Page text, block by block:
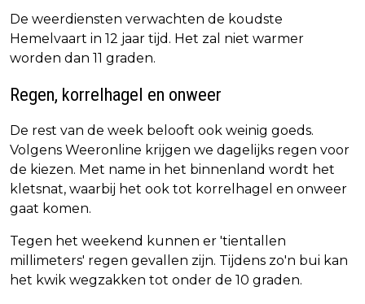
De weerdiensten verwachten de koudste
Hemelvaart in 12 jaar tijd. Het zal niet warmer
worden dan 11 graden.
Regen, korrelhagel en onweer
De rest van de week belooft ook weinig goeds.
Volgens Weeronline krijgen we dagelijks regen voor
de kiezen. Met name in het binnenland wordt het
kletsnat, waarbij het ook tot korrelhagel en onweer
gaat komen.
Tegen het weekend kunnen er 'tientallen
millimeters' regen gevallen zijn. Tijdens zo'n bui kan
het kwik wegzakken tot onder de 10 graden.